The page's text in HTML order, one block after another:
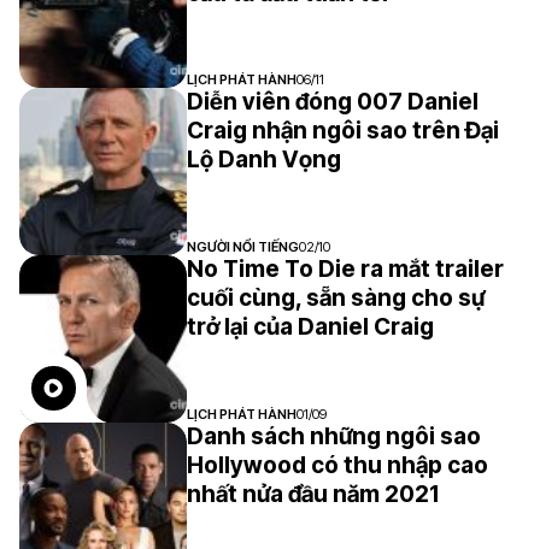
LỊCH PHÁT HÀNH06/11
Diễn viên đóng 007 Daniel
Craig nhận ngôi sao trên Đại
Lộ Danh Vọng
NGƯỜI NỔI TIẾNG02/10
No Time To Die ra mắt trailer
cuối cùng, sẵn sàng cho sự
trở lại của Daniel Craig
LỊCH PHÁT HÀNH01/09
Danh sách những ngôi sao
Hollywood có thu nhập cao
nhất nửa đầu năm 2021